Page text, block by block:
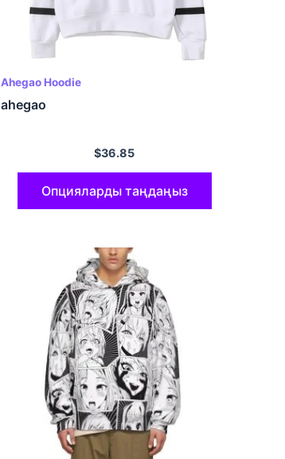
Ahegao Hoodie
ahegao
$36.85
Опцияларды таңдаңыз